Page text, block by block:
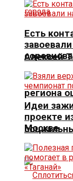
Алексей
региона
Есть
Идеи
проекте
Москве